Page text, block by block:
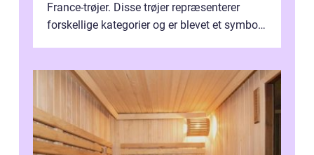
France-trøjer. Disse trøjer repræsenterer
forskellige kategorier og er blevet et symbol